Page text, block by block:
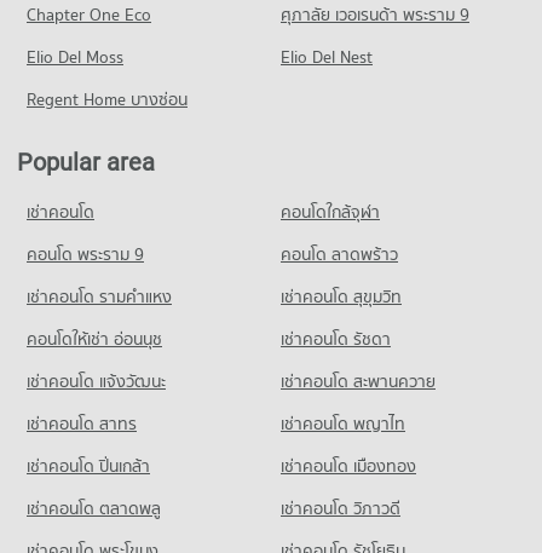
Chapter One Eco
ศุภาลัย เวอเรนด้า พระราม 9
Elio Del Moss
Elio Del Nest
Regent Home บางซ่อน
Popular area
เช่าคอนโด
คอนโดใกล้จุฬา
คอนโด พระราม 9
คอนโด ลาดพร้าว
เช่าคอนโด รามคําแหง
เช่าคอนโด สุขุมวิท
คอนโดให้เช่า อ่อนนุช
เช่าคอนโด รัชดา
เช่าคอนโด แจ้งวัฒนะ
เช่าคอนโด สะพานควาย
เช่าคอนโด สาทร
เช่าคอนโด พญาไท
เช่าคอนโด ปิ่นเกล้า
เช่าคอนโด เมืองทอง
เช่าคอนโด ตลาดพลู
เช่าคอนโด วิภาวดี